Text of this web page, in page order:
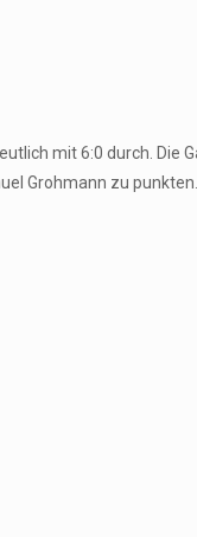
mit 6:0 durch. Die
Grohmann zu